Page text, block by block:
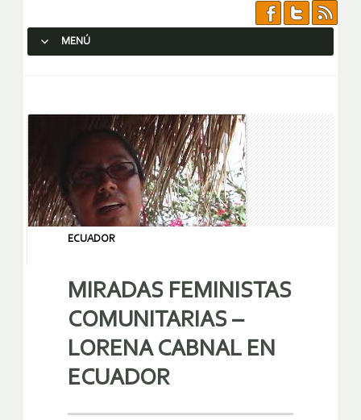
MENÚ
ECUADOR
MIRADAS FEMINISTAS
COMUNITARIAS –
LORENA CABNAL EN
ECUADOR